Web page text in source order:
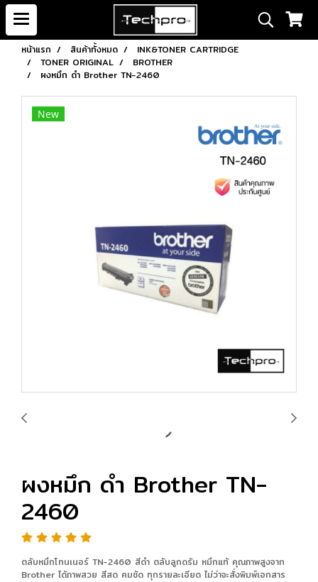
หน้าแรก สินค้าทั้งหมด
INK&TONER CARTRIDGE
TONER ORIGINAL
BROTHER
ผงหมึก ดำ Brother TN-2460
New
ผงหมึก ดำ Brother TN-
2460
ตลับหมึกโทนเนอร์ TN-2460 สีดำ ตลับลูกดรัม หมึกแท้ คุณภาพสูงจาก
Brother ได้ภาพสวย สีสด คมชัด ทุกรายละเอียด ไม่ว่าจะสั่งพิมพ์เอกสาร